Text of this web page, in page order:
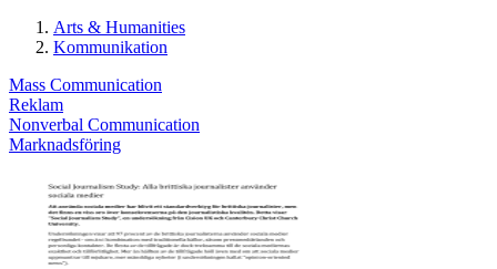
Arts & Humanities
Kommunikation
Mass Communication
Reklam
Nonverbal Communication
Marknadsföring